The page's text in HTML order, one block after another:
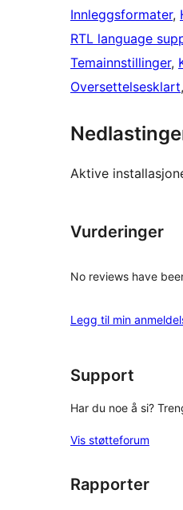
Innleggsformater,
RTL language
Temainnstillinger,
Oversettelsesklart,
Aktive
Vurderinger
No reviews have
Legg til min
Support
Har du noe å si?
Vis støtteforum
Rapporter